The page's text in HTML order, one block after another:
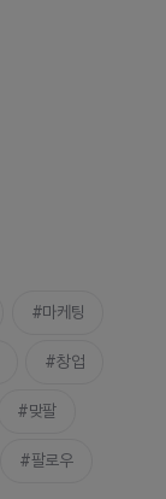
마케팅
창업
맞팔
팔로우